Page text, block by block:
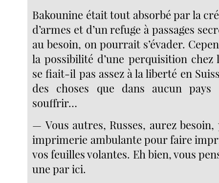
Bakounine était tout absorbé par la
d’armes et d’un refuge à passages
au besoin, on pourrait s’évader.
la possibilité d’une perquisition
se fiait-il pas assez à la liberté en
des choses que dans aucun
souffrir…
— Vous autres, Russes, aurez
imprimerie ambulante pour faire
vos feuilles volantes. Eh bien, vous
une par ici.